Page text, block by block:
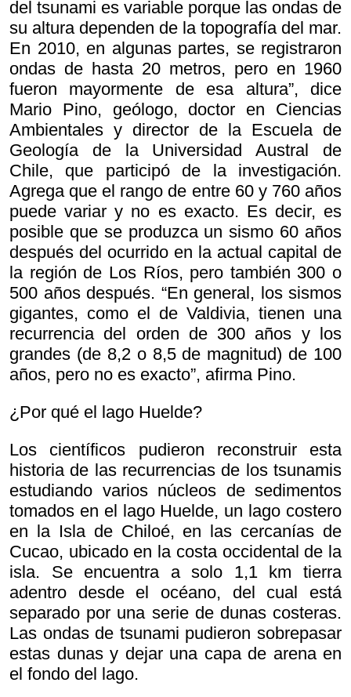
del tsunami es variable porque las ondas de
su altura dependen de la topografía del mar.
En 2010, en algunas partes, se registraron
ondas de hasta 20 metros, pero en 1960
fueron mayormente de esa altura”, dice
Mario Pino, geólogo, doctor en Ciencias
Ambientales y director de la Escuela de
Geología de la Universidad Austral de
Chile, que participó de la investigación.
Agrega que el rango de entre 60 y 760 años
puede variar y no es exacto. Es decir, es
posible que se produzca un sismo 60 años
después del ocurrido en la actual capital de
la región de Los Ríos, pero también 300 o
500 años después. “En general, los sismos
gigantes, como el de Valdivia, tienen una
recurrencia del orden de 300 años y los
grandes (de 8,2 o 8,5 de magnitud) de 100
años, pero no es exacto”, afirma Pino.
¿Por qué el lago Huelde?
Los científicos pudieron reconstruir esta
historia de las recurrencias de los tsunamis
estudiando varios núcleos de sedimentos
tomados en el lago Huelde, un lago costero
en la Isla de Chiloé, en las cercanías de
Cucao, ubicado en la costa occidental de la
isla. Se encuentra a solo 1,1 km tierra
adentro desde el océano, del cual está
separado por una serie de dunas costeras.
Las ondas de tsunami pudieron sobrepasar
estas dunas y dejar una capa de arena en
el fondo del lago.